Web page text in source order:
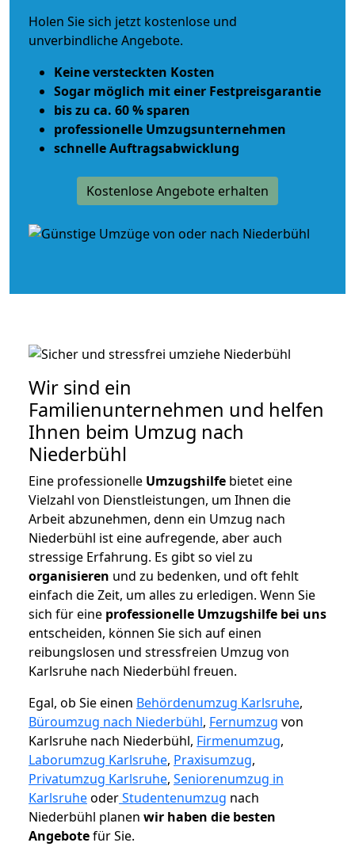
Holen Sie sich jetzt kostenlose und
unverbindliche Angebote.
Keine versteckten Kosten
Sogar möglich mit einer Festpreisgarantie
bis zu ca. 60 % sparen
professionelle Umzugsunternehmen
schnelle Auftragsabwicklung
Kostenlose Angebote erhalten
Wir sind ein
Familienunternehmen und helfen
Ihnen beim Umzug nach
Niederbühl
Eine professionelle Umzugshilfe bietet eine
Vielzahl von Dienstleistungen, um Ihnen die
Arbeit abzunehmen, denn ein Umzug nach
Niederbühl ist eine aufregende, aber auch
stressige Erfahrung. Es gibt so viel zu
organisieren und zu bedenken, und oft fehlt
einfach die Zeit, um alles zu erledigen. Wenn Sie
sich für eine professionelle Umzugshilfe bei uns
entscheiden, können Sie sich auf einen
reibungslosen und stressfreien Umzug von
Karlsruhe nach Niederbühl freuen.
Egal, ob Sie einen Behördenumzug Karlsruhe,
Büroumzug nach Niederbühl, Fernumzug von
Karlsruhe nach Niederbühl, Firmenumzug,
Laborumzug Karlsruhe, Praxisumzug,
Privatumzug Karlsruhe, Seniorenumzug in
KarlsruheoderStudentenumzug nach
Niederbühl planen wir haben die besten
Angebotefür Sie.